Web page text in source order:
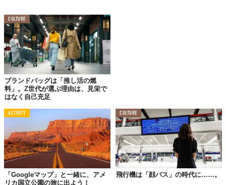
CULTURE
ブランドバッグは「推し活の燃
料」。Z世代が選ぶ理由は、見栄で
はなく自己充足
ACTIVITY
「Googleマップ」と一緒に、アメ
リカ国立公園の旅に出よう！
CULTURE
飛行機は「顔パス」の時代に……。